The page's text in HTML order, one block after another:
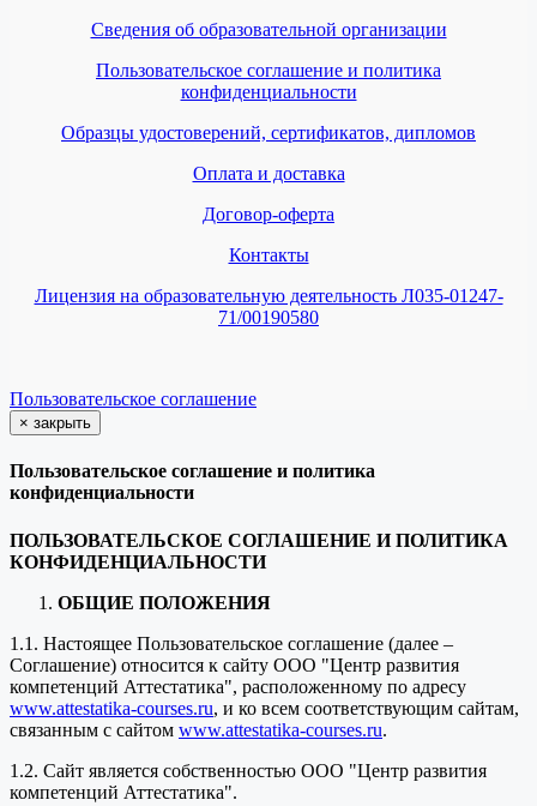
Сведения об образовательной организации
Пользовательское соглашение и политика
конфиденциальности
Образцы удостоверений, сертификатов, дипломов
Оплата и доставка
Договор-оферта
Контакты
Лицензия на образовательную деятельность Л035-01247-
71/00190580
Пользовательское соглашение
× закрыть
Пользовательское соглашение и политика
конфиденциальности
ПОЛЬЗОВАТЕЛЬСКОЕ СОГЛАШЕНИЕ И ПОЛИТИКА
КОНФИДЕНЦИАЛЬНОСТИ
ОБЩИЕ ПОЛОЖЕНИЯ
1.1. Настоящее Пользовательское соглашение (далее –
Соглашение) относится к сайту ООО "Центр развития
компетенций Аттестатика", расположенному по адресу
www.attestatika-courses.ru, и ко всем соответствующим сайтам,
связанным с сайтом www.attestatika-courses.ru.
1.2. Сайт является собственностью ООО "Центр развития
компетенций Аттестатика".